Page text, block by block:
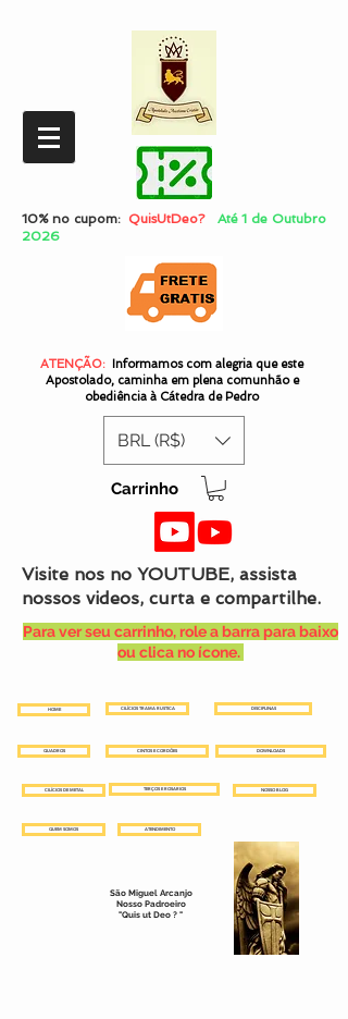
10% no cupom: QuisUtDeo? Até 1 de Outubro
2026
ATENÇÃO: Informamos com alegria que este
Apostolado, caminha em plena comunhão e
obediência à Cátedra de Pedro
BRL (R$)
Carrinho
Visite nos no YOUTUBE, assista
nossos videos, curta e compartilhe.
Para ver seu carrinho, role a barra para baixo
ou clica no ícone.
HOME CILÍCIOS TRAMA RUSTICA DISCIPLINAS
QUADROS CINTOS E CORDÕES DOWNLOADS
CILÍCIOS DE METAL TERÇOS E ROSARIOS NOSSO BLOG
QUEM SOMOS ATENDIMENTO
São Miguel Arcanjo
Nosso Padroeiro
"Quis ut Deo ? "